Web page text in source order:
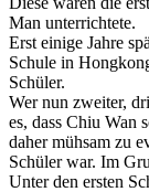
Man unterrichtete.
Erst einige Jahre
Schule in
Schüler.
Wer nun zweiter,
es, dass Chiu Wan
daher mühsam zu
Schüler war. Im
Unter den ersten